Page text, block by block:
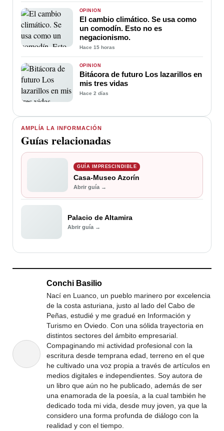
AMPLÍA LA INFORMACIÓN
Guías relacionadas
GUÍA IMPRESCINDIBLE
Casa-Museo Azorín
Abrir guía →
Palacio de Altamira
Abrir guía →
OPINIÓN
El cambio climático. Se usa como
un comodín. Esto no es
negacionismo.
Hace 15 horas
OPINIÓN
Bitácora de futuro Los lazarillos en
mis tres vidas
Hace 2 días
Conchi Basilio
Nací en Luanco, un pueblo marinero por excelencia
de la costa asturiana, justo al lado del Cabo de
Peñas, estudié y me gradué en Información y
Turismo en Oviedo. Con una sólida trayectoria en
distintos sectores del ámbito empresarial.
Compaginando mi actividad profesional con la
escritura desde temprana edad, terreno en el que
he cultivado una voz propia a través de artículos en
medios digitales e independientes. Soy autora de
un libro que aún no he publicado, además de ser
una enamorada de la poesía, a la cual también he
dedicado toda mi vida, desde muy joven, ya que la
considero una forma profunda de diálogo con la
realidad y con el tiempo.